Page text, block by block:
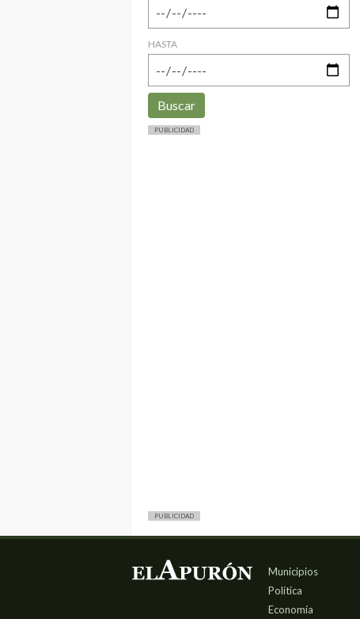
HASTA
Buscar
PUBLICIDAD
PUBLICIDAD
Municipios
Política
Economía